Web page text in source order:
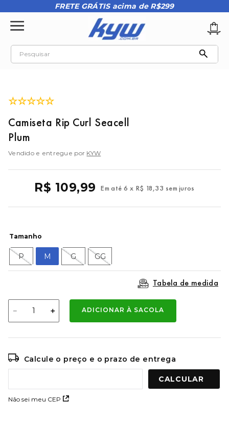
FRETE GRÁTIS acima de R$299
Pesquisar
☆☆☆☆☆
Camiseta Rip Curl Seacell
Plum
Vendido e entregue por KYW
R$ 109,99 Em até 6 x R$ 18,33 sem juros
Tamanho
P M G GG
Tabela de medida
＋
－ ADICIONAR À SACOLA
Calcule o preço e o prazo de entrega
Não sei meu CEP
3º teeth bomber 3
9º mochila oakley
kenner rakka